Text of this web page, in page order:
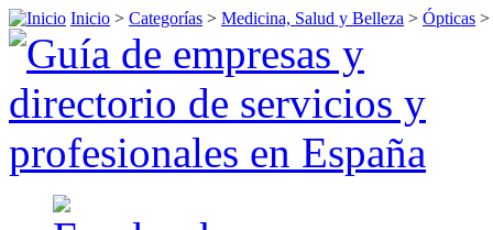
Inicio > Categorías > Medicina, Salud y Belleza > Ópticas >